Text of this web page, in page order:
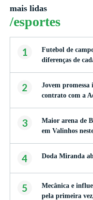
mais lidas
/esportes
1
Futebol de
diferenças de
2
Jovem promessa
contrato com a
3
Maior arena de
em Valinhos
4 Doda Miranda
5
Mecânica e
pela primeira